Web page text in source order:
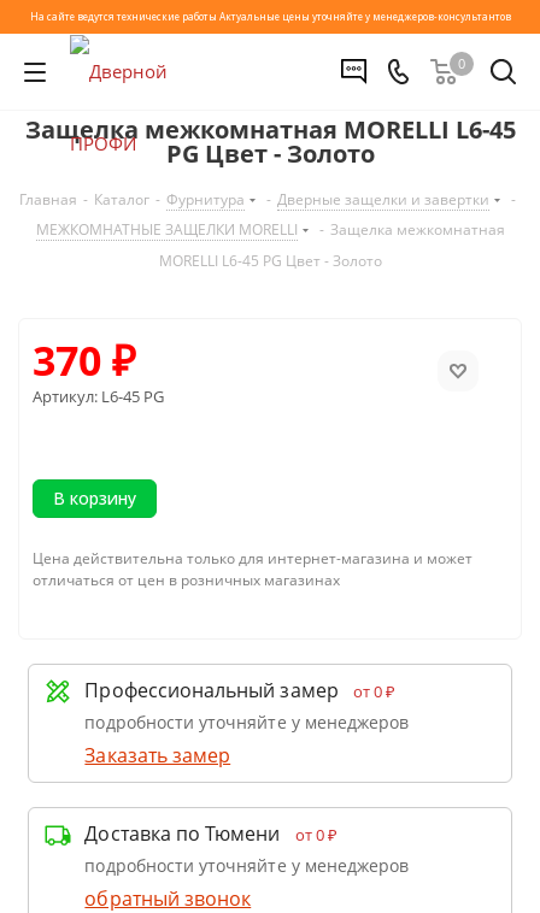
На сайте ведутся технические работы Актуальные цены уточняйте у менеджеров-консультантов
0
Защелка межкомнатная MORELLI L6-45
PG Цвет - Золото
Главная - Каталог - Фурнитура - Дверные защелки и завертки
-
МЕЖКОМНАТНЫЕ ЗАЩЕЛКИ MORELLI
- Защелка межкомнатная
MORELLI L6-45 PG Цвет - Золото
370₽
Артикул: L6-45 PG
В корзину
Цена действительна только для интернет-магазина и может
отличаться от цен в розничных магазинах
Профессиональный замер от 0 ₽
подробности уточняйте у менеджеров
Заказать замер
Доставка по Тюмени от 0 ₽
подробности уточняйте у менеджеров
обратный звонок